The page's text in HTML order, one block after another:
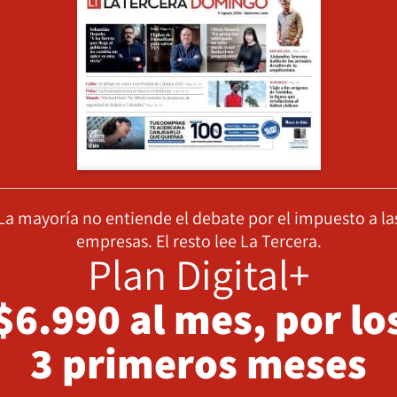
mayoría no entiende el debate por el impuesto a
empresas. El resto lee La Tercera.
Plan Digital+
al mes, por
3 primeros meses